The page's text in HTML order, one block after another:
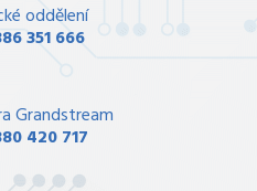
oddělení
351 666
Grandstream
420 717